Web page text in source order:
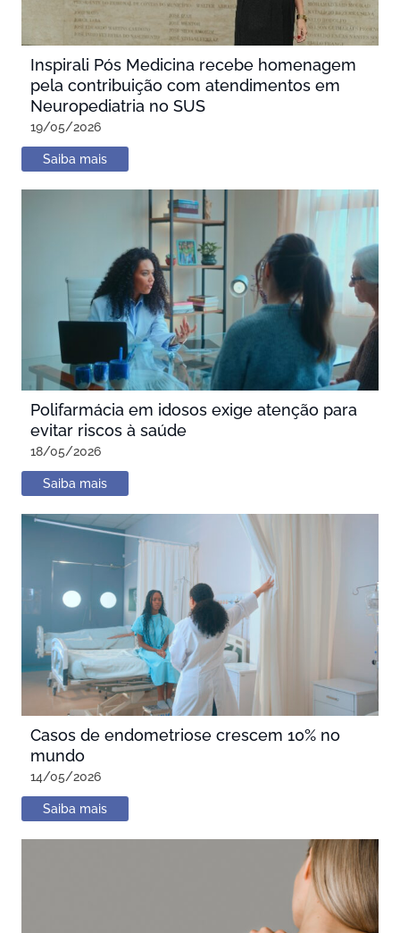
Inspirali Pós Medicina recebe homenagem
pela contribuição com atendimentos em
Neuropediatria no SUS
19/05/2026
Saiba mais
Polifarmácia em idosos exige atenção para
evitar riscos à saúde
18/05/2026
Saiba mais
Casos de endometriose crescem 10% no
mundo
14/05/2026
Saiba mais